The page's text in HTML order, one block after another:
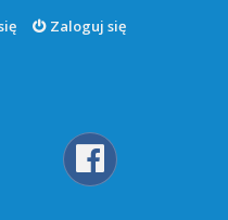
Zaloguj się